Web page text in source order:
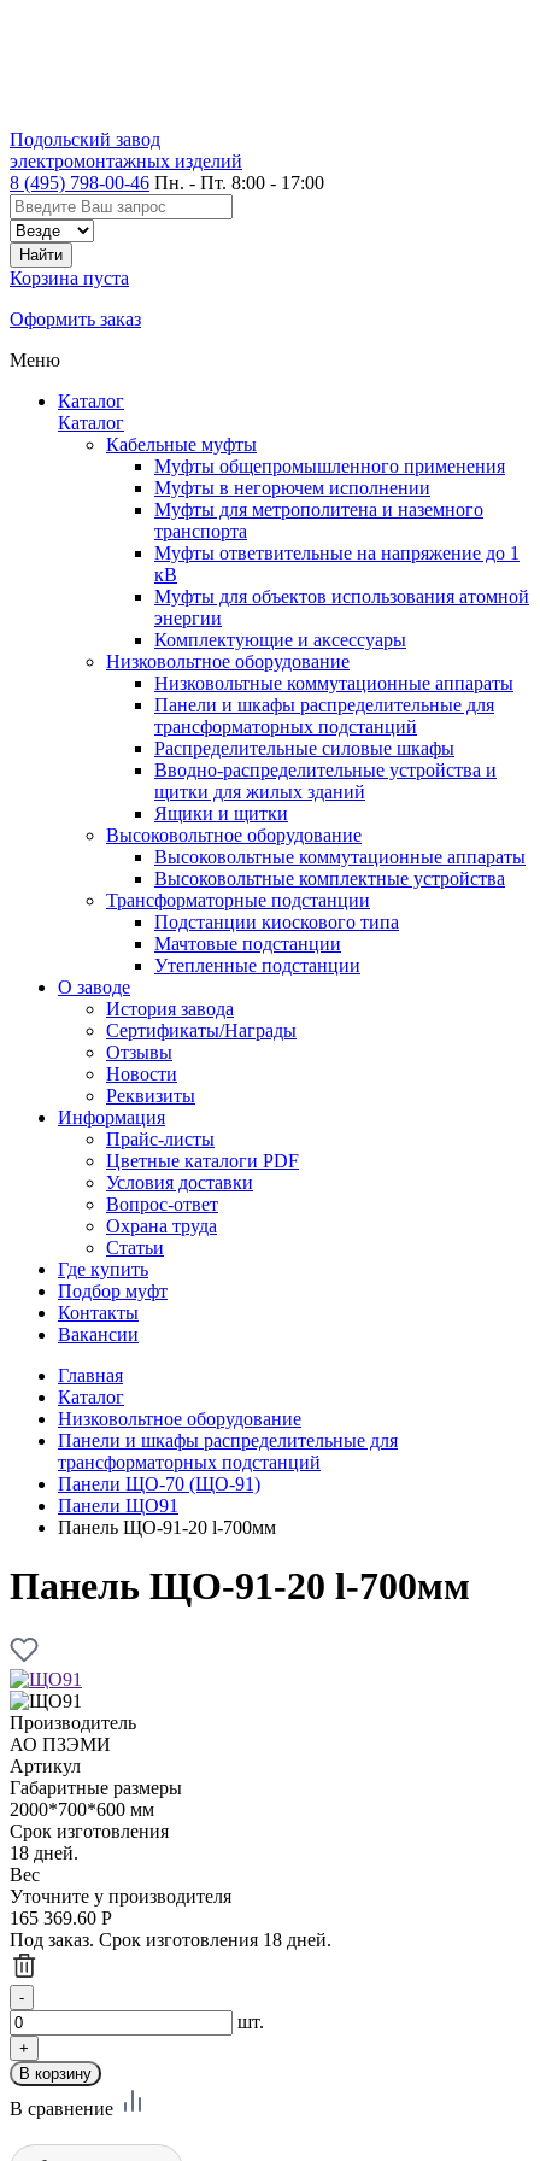
Подольский завод
электромонтажных изделий
8 (495) 798-00-46 Пн. - Пт. 8:00 - 17:00
Корзина пуста
Оформить заказ
Меню
Каталог
Каталог
Кабельные муфты
Муфты общепромышленного применения
Муфты в негорючем исполнении
Муфты для метрополитена и наземного
транспорта
Муфты ответвительные на напряжение до 1
кВ
Муфты для объектов использования атомной
энергии
Комплектующие и аксессуары
Низковольтное оборудование
Низковольтные коммутационные аппараты
Панели и шкафы распределительные для
трансформаторных подстанций
Распределительные силовые шкафы
Вводно-распределительные устройства и
щитки для жилых зданий
Ящики и щитки
Высоковольтное оборудование
Высоковольтные коммутационные аппараты
Высоковольтные комплектные устройства
Трансформаторные подстанции
Подстанции киоскового типа
Мачтовые подстанции
Утепленные подстанции
О заводе
История завода
Сертификаты/Награды
Отзывы
Новости
Реквизиты
Информация
Прайс-листы
Цветные каталоги PDF
Условия доставки
Вопрос-ответ
Охрана труда
Статьи
Где купить
Подбор муфт
Контакты
Вакансии
Главная
Каталог
Низковольтное оборудование
Панели и шкафы распределительные для
трансформаторных подстанций
Панели ЩО-70 (ЩО-91)
Панели ЩО91
Панель ЩО-91-20 l-700мм
Панель ЩО-91-20 l-700мм
Производитель
АО ПЗЭМИ
Артикул
Габаритные размеры
2000*700*600 мм
Срок изготовления
18 дней.
Вес
Уточните у производителя
165 369.60 Р
Под заказ. Срок изготовления 18 дней.
шт.
В сравнение